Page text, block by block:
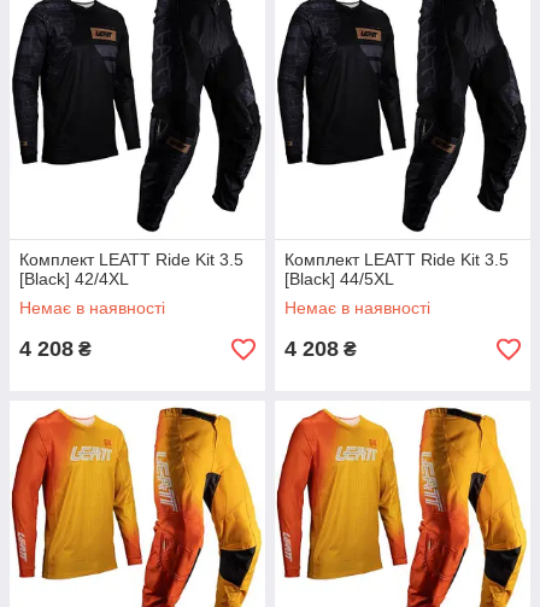
Комплект LEATT Ride Kit 3.5
[Black] 42/4XL
Немає в наявності
4 208 ₴
Комплект LEATT Ride Kit 3.5
[Black] 44/5XL
Немає в наявності
4 208 ₴